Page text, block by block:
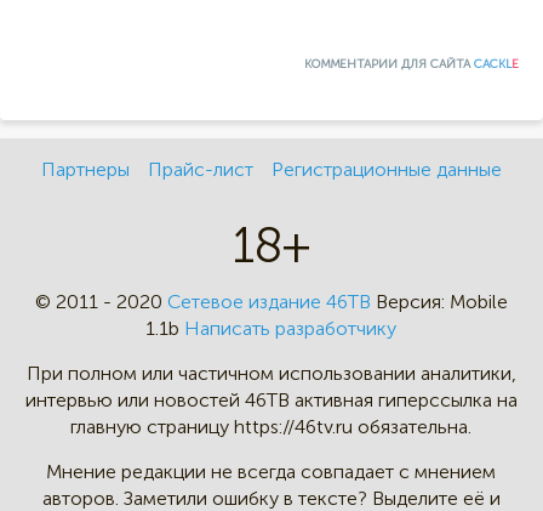
КОММЕНТАРИИ ДЛЯ САЙТАCACKLE
Партнеры Прайс-лист Регистрационные данные
18+
© 2011 - 2020 Сетевое издание 46ТВ Версия: Mobile
1.1b Написать разработчику
При полном или частичном использовании аналитики,
интервью или новостей 46TB активная гиперссылка на
главную страницу https://46tv.ru обязательна.
Мнение редакции не всегда совпадает с мнением
авторов. Заметили ошибку в тексте? Выделите её и